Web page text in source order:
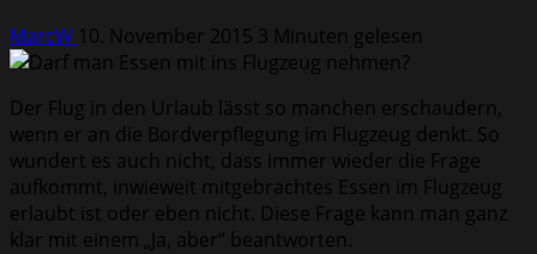
MarcW 10. November 2015 3 Minuten gelesen
Der Flug in den Urlaub lässt so manchen erschaudern,
wenn er an die Bordverpflegung im Flugzeug denkt. So
wundert es auch nicht, dass immer wieder die Frage
aufkommt, inwieweit mitgebrachtes Essen im Flugzeug
erlaubt ist oder eben nicht. Diese Frage kann man ganz
klar mit einem „Ja, aber“ beantworten.